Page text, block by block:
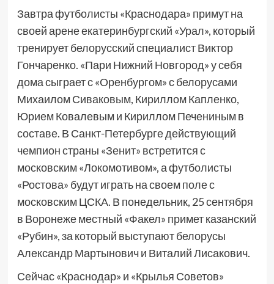
Завтра футболисты «Краснодара» примут на
своей арене екатеринбургский «Урал», который
тренирует белорусский специалист Виктор
Гончаренко. «Пари Нижний Новгород» у себя
дома сыграет с «Оренбургом» с белорусами
Михаилом Сиваковым, Кириллом Капленко,
Юрием Ковалевым и Кириллом Печениным в
составе. В Санкт-Петербурге действующий
чемпион страны «Зенит» встретится с
московским «Локомотивом», а футболисты
«Ростова» будут играть на своем поле с
московским ЦСКА. В понедельник, 25 сентября
в Воронеже местный «Факел» примет казанский
«Рубин», за который выступают белорусы
Александр Мартынович и Виталий Лисакович.
Сейчас «Краснодар» и «Крылья Советов»